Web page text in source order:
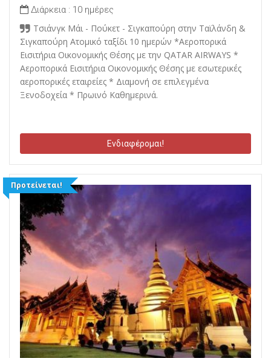
Διάρκεια : 10 ημέρες
Τσιάνγκ Μάι - Πούκετ - Σιγκαπούρη στην Ταϊλάνδη &
Σιγκαπούρη Ατομικό ταξίδι 10 ημερών *Αεροπορικά
Εισιτήρια Οικονομικής Θέσης με την QATAR AIRWAYS *
Αεροπορικά Εισιτήρια Οικονομικής Θέσης με εσωτερικές
αεροπορικές εταιρείες * Διαμονή σε επιλεγμένα
Ξενοδοχεία * Πρωινό Καθημερινά.
Ενδιαφέρομαι!
Προτείνεται!